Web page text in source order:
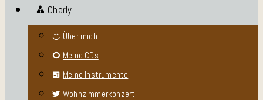
Charly
Über mich
Meine CDs
Meine Instrumente
Wohnzimmerkonzert